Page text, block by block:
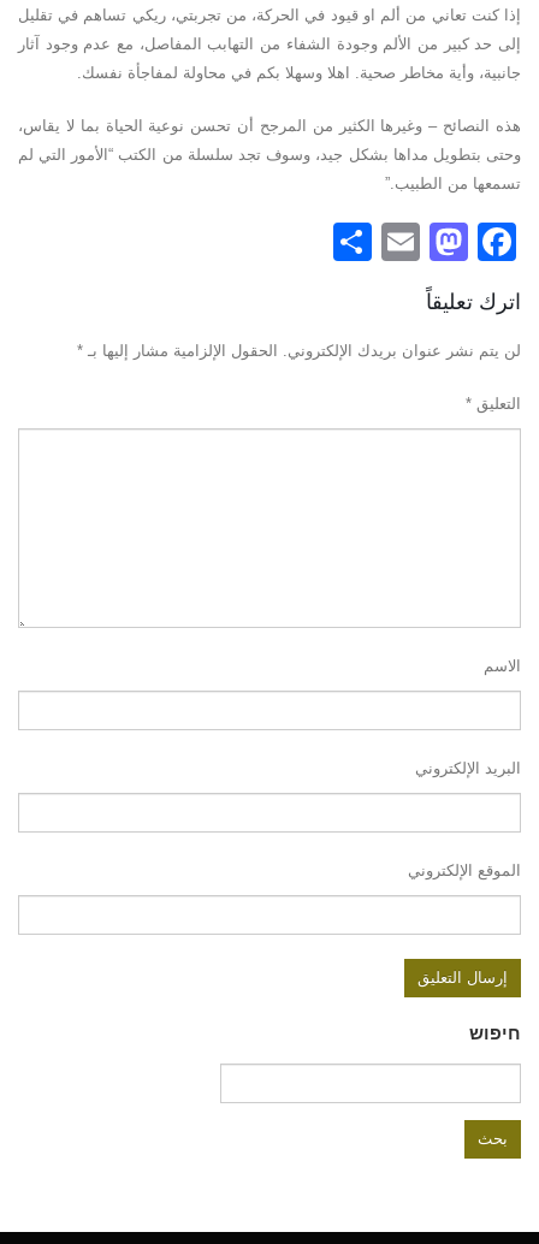
إذا كنت تعاني من ألم او قيود في الحركة، من تجربتي، ريكي تساهم في تقليل
إلى حد كبير من الألم وجودة الشفاء من التهابب المفاصل، مع عدم وجود آثار
جانبية، وأية مخاطر صحية. اهلا وسهلا بكم في محاولة لمفاجأة نفسك.
هذه النصائح – وغيرها الكثير من المرجح أن تحسن نوعية الحياة بما لا يقاس،
وحتى بتطويل مداها بشكل جيد، وسوف تجد سلسلة من الكتب “الأمور التي لم
تسمعها من الطبيب.”
Facebook
Mastodon
Email
اترك تعليقاً
لن يتم نشر عنوان بريدك الإلكتروني. الحقول الإلزامية مشار إليها بـ *
التعليق *
الاسم
البريد الإلكتروني
الموقع الإلكتروني
חיפוש
عن: